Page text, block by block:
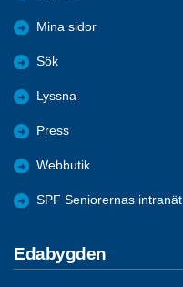
Mina sidor
Sök
Lyssna
Press
Webbutik
SPF Seniorernas intranät
Edabygden